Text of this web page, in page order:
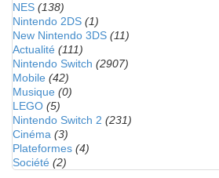
NES (138)
Nintendo 2DS (1)
New Nintendo 3DS (11)
Actualité (111)
Nintendo Switch (2907)
Mobile (42)
Musique (0)
LEGO (5)
Nintendo Switch 2 (231)
Cinéma (3)
Plateformes (4)
Société (2)